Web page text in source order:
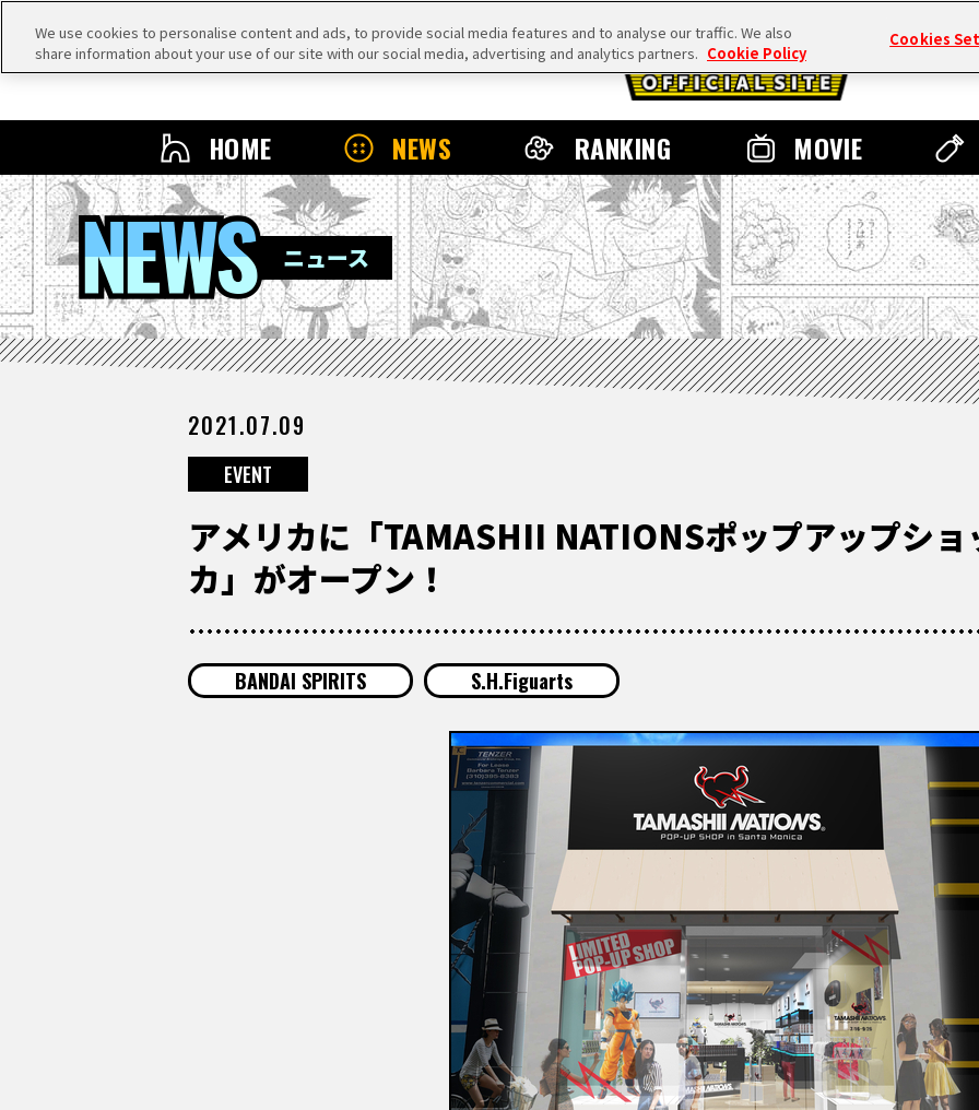
HOME NEWS RANKING MOVIE
NEWS
ニュース
2021.07.09
EVENT
アメリカに「TAMASHII NATIONSポップアップシ
カ」がオープン！
BANDAI SPIRITS S.H.Figuarts
We use cookies to personalise content and ads, to provide social media features and to analyse our traffic. We also
share information about your use of our site with our social media, advertising and analytics partners. Cookie Policy
Cookies